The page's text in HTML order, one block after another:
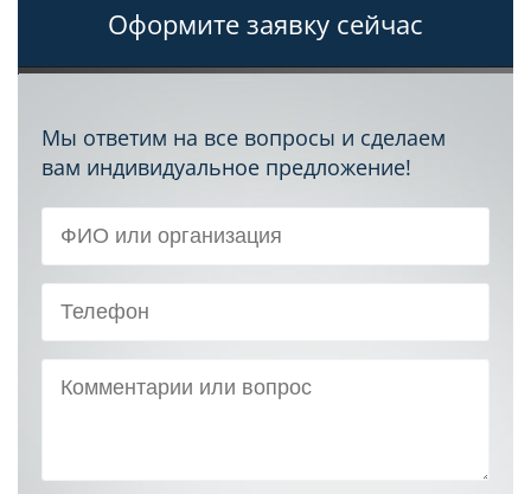
Оформите заявку сейчас
Мы ответим на все вопросы и сделаем
вам индивидуальное предложение!